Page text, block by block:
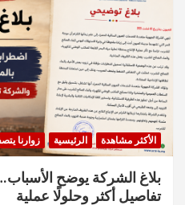
الأكثر مشاهدة الرئيسية زوارنا
بلاغ الشركة يوضح
تفاصيل أكثر وحلولًا عملية